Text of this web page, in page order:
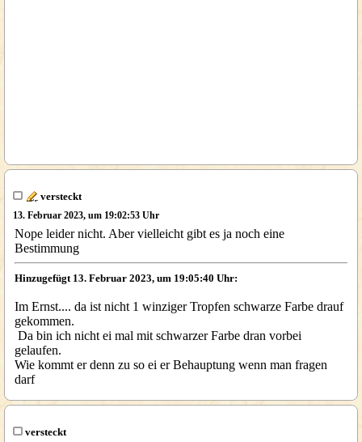
versteckt
13. Februar 2023, um 19:02:53 Uhr
Nope leider nicht. Aber vielleicht gibt es ja noch eine
Bestimmung
Hinzugefügt 13. Februar 2023, um 19:05:40 Uhr:
Im Ernst.... da ist nicht 1 winziger Tropfen schwarze Farbe drauf
gekommen.
Da bin ich nicht ei mal mit schwarzer Farbe dran vorbei
gelaufen.
Wie kommt er denn zu so ei er Behauptung wenn man fragen
darf
versteckt